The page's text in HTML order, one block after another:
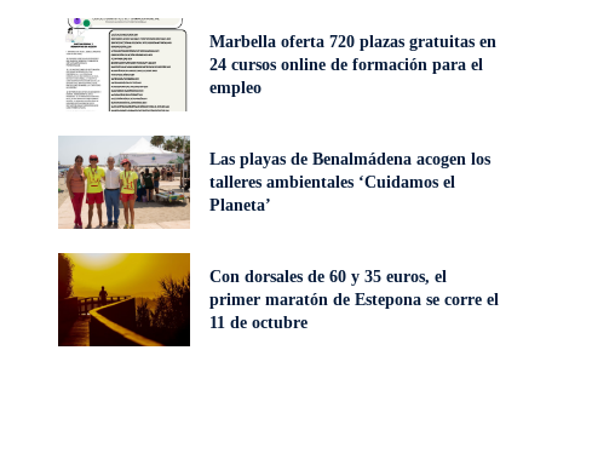
Marbella oferta 720 plazas gratuitas en
24 cursos online de formación para el
empleo
Las playas de Benalmádena acogen los
talleres ambientales ‘Cuidamos el
Planeta’
Con dorsales de 60 y 35 euros, el
primer maratón de Estepona se corre el
11 de octubre